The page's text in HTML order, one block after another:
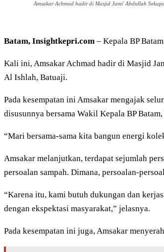
Amsakar Achmad hadir di Masjid Jami' Abdullah
Batam, Insightkepri.com – Kepala BP
Kali ini, Amsakar Achmad hadir di Masjid
Al Ishlah, Batuaji.
Pada kesempatan ini Amsakar mengajak
disusunnya bersama Wakil Kepala BP
“Mari bersama-sama kita bangun energi
Amsakar melanjutkan, terdapat sejumlah
persoalan sampah. Dimana, persoalan-
“Karena itu, kami butuh dukungan dan
dengan ekspektasi masyarakat,” jelasnya.
Pada kesempatan ini juga, Amsakar